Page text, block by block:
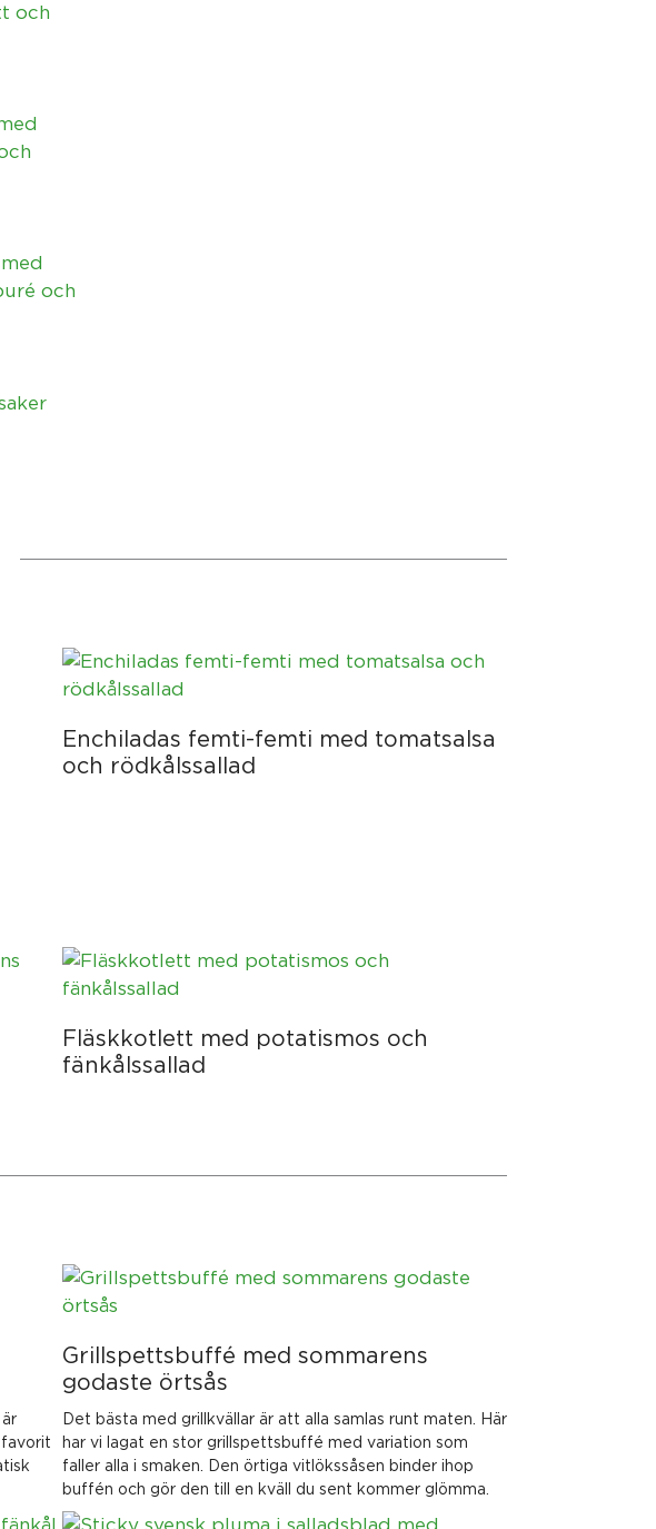
Enchiladas femti-femti med tomatsalsa
och rödkålssallad
Fläskkotlett med potatismos och
fänkålssallad
Grillspettsbuffé med sommarens
godaste örtsås
Det bästa med grillkvällar är att alla samlas runt maten. Här
har vi lagat en stor grillspettsbuffé med variation som
faller alla i smaken. Den örtiga vitlökssåsen binder ihop
buffén och gör den till en kväll du sent kommer glömma.